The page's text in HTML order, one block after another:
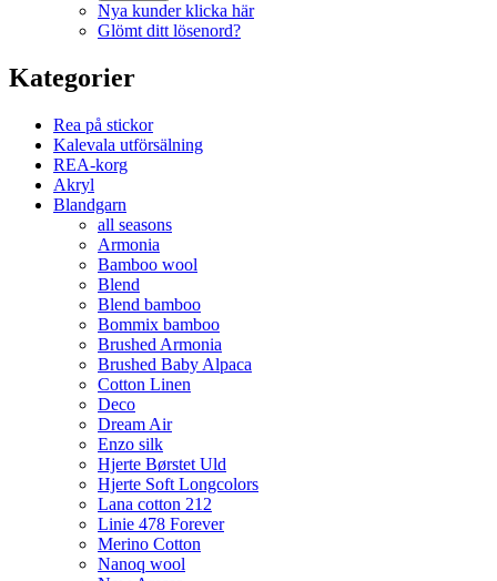
Nya kunder klicka här
Glömt ditt lösenord?
Kategorier
Rea på stickor
Kalevala utförsälning
REA-korg
Akryl
Blandgarn
all seasons
Armonia
Bamboo wool
Blend
Blend bamboo
Bommix bamboo
Brushed Armonia
Brushed Baby Alpaca
Cotton Linen
Deco
Dream Air
Enzo silk
Hjerte Børstet Uld
Hjerte Soft Longcolors
Lana cotton 212
Linie 478 Forever
Merino Cotton
Nanoq wool